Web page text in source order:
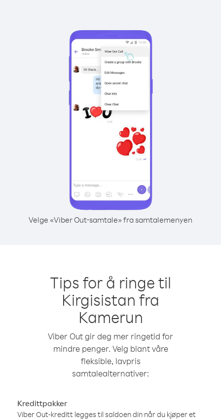
Velge «Viber Out-samtale» fra samtalemenyen
Tips for å ringe til
Kirgisistan fra
Kamerun
Viber Out gir deg mer ringetid for
mindre penger. Velg blant våre
fleksible, lavpris
samtalealternativer:
Kredittpakker
Viber Out-kreditt legges til saldoen din når du kjøper et